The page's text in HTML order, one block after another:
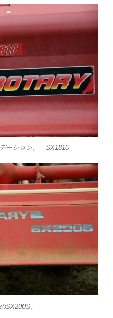
ーション。 SX1810
SX200S。